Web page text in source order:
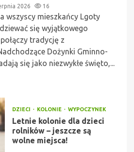
2026 16
wszyscy mieszkańcy Lgoty
się wyjątkowego
tradycję z
Dożynki Gminno-
się jako niezwykłe święto,...
DZIECI KOLONIE WYPOCZYNEK
Letnie kolonie dla dzieci
rolników – jeszcze są
wolne miejsca!